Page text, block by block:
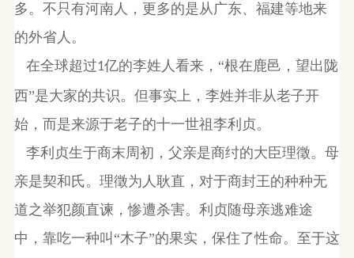
多。不只有河南人，更多的是从广东、福建等地来
的外省人。
在全球超过1亿的李姓人看来，“根在鹿邑，望出陇
西”是大家的共识。但事实上，李姓并非从老子开
始，而是来源于老子的十一世祖李利贞。
李利贞生于商末周初，父亲是商纣的大臣理徵。母
亲是契和氏。理徵为人耿直，对于商封王的种种无
道之举犯颜直谏，惨遭杀害。利贞随母亲逃难途
中，靠吃一种叫“木子”的果实，保住了性命。至于这